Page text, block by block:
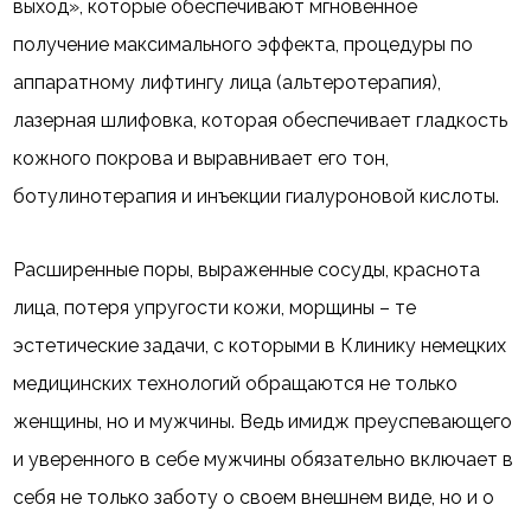
выход», которые обеспечивают мгновенное
получение максимального эффекта, процедуры по
аппаратному лифтингу лица (альтеротерапия),
лазерная шлифовка, которая обеспечивает гладкость
кожного покрова и выравнивает его тон,
ботулинотерапия и инъекции гиалуроновой кислоты.
Расширенные поры, выраженные сосуды, краснота
лица, потеря упругости кожи, морщины – те
эстетические задачи, с которыми в Клинику немецких
медицинских технологий обращаются не только
женщины, но и мужчины. Ведь имидж преуспевающего
и уверенного в себе мужчины обязательно включает в
себя не только заботу о своем внешнем виде, но и о